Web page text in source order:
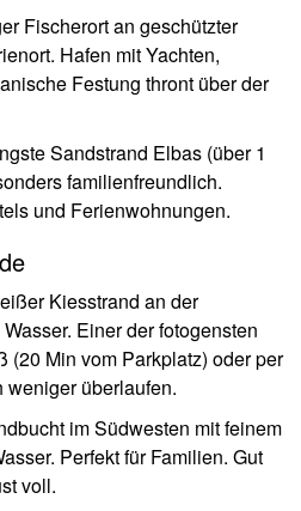
Fischerort an geschützter
Hafen mit Yachten,
Festung thront über der
Sandstrand Elbas (über 1
familienfreundlich.
und Ferienwohnungen.
Kiesstrand an der
Einer der fotogensten
(20 Min vom Parkplatz) oder per
weniger überlaufen.
im Südwesten mit feinem
Perfekt für Familien. Gut
voll.